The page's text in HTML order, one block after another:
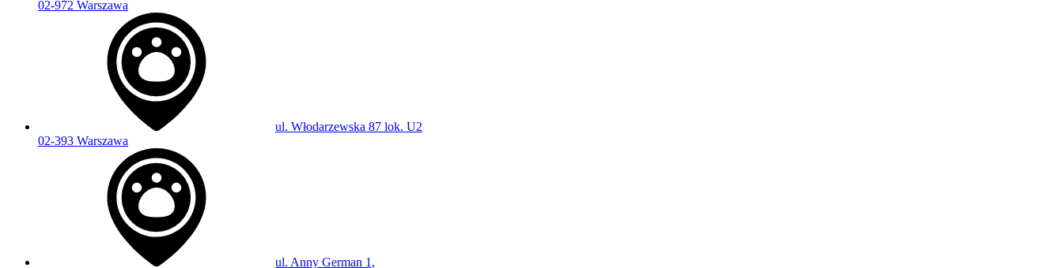
02-972 Warszawa
ul. Włodarzewska 87 lok. U2
02-393 Warszawa
ul. Anny German 1,